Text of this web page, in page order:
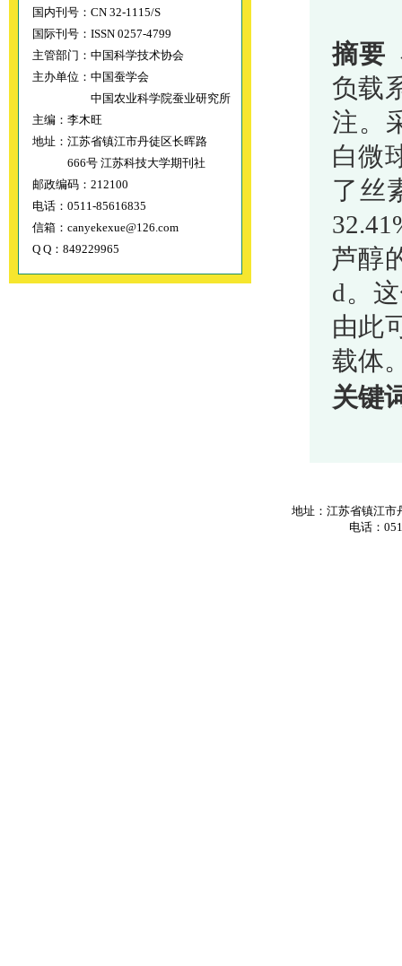
国内刊号：CN 32-1115/S
国际刊号：ISSN 0257-4799
主管部门：中国科学技术协会
主办单位：中国蚕学会
中国农业科学院蚕业研究所
主编：李木旺
地址：江苏省镇江市丹徒区长晖路
666号 江苏科技大学期刊社
邮政编码：212100
电话：0511-85616835
信箱：canyekexue@126.com
Q Q：849229965
摘要
负载
注。
白微
了丝
芦醇
d。
由此
载体
关键
地址：江苏省镇江市
电话：